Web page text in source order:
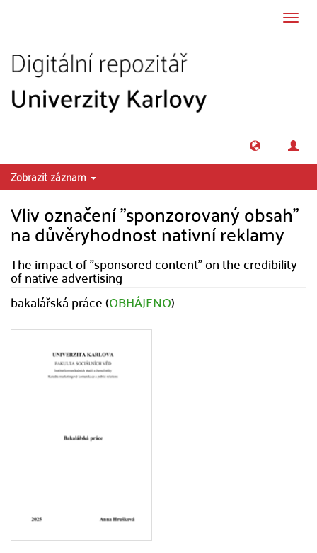
Zobrazit záznam
Vliv označení "sponzorovaný obsah"
na důvěryhodnost nativní reklamy
The impact of "sponsored content" on the credibility
of native advertising
bakalářská práce (OBHÁJENO)